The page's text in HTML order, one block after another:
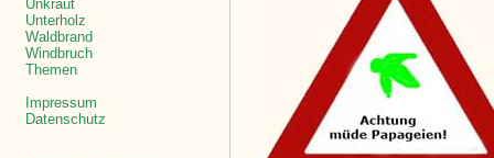
Unkraut
Unterholz
Waldbrand
Windbruch
Themen
Impressum
Datenschutz